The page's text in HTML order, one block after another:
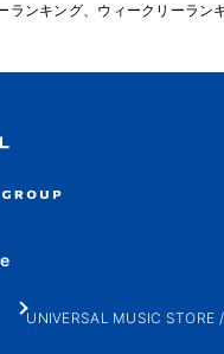
ンキング、ウィークリーラン
UNIVERSAL MUSIC STORE